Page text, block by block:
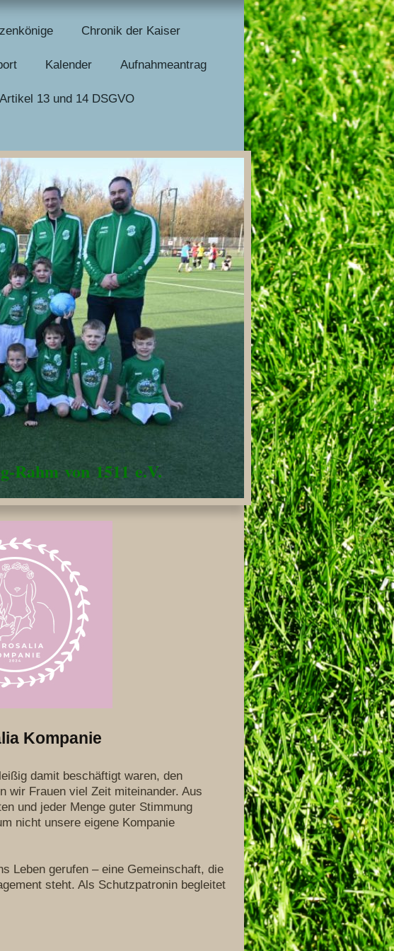
Chronik der Kaiser
Kalender Aufnahmeantrag
13 und 14 DSGVO
Rahm von 1511 e.V.
Kompanie
damit beschäftigt waren, den
wir Frauen viel Zeit miteinander. Aus
und jeder Menge guter Stimmung
nicht unsere eigene Kompanie
Leben gerufen – eine Gemeinschaft, die
steht. Als Schutzpatronin begleitet